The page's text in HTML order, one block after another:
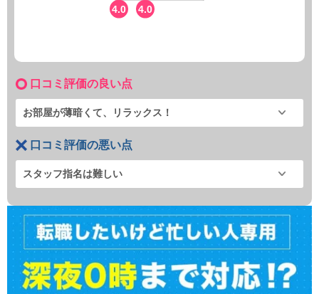
4.0
4.0
口コミ評価の良い点
お部屋が薄暗くて、リラックス！
口コミ評価の悪い点
スタッフ指名は難しい